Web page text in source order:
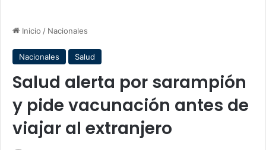
Inicio / Nacionales
Nacionales Salud
Salud alerta por sarampión
y pide vacunación antes de
viajar al extranjero